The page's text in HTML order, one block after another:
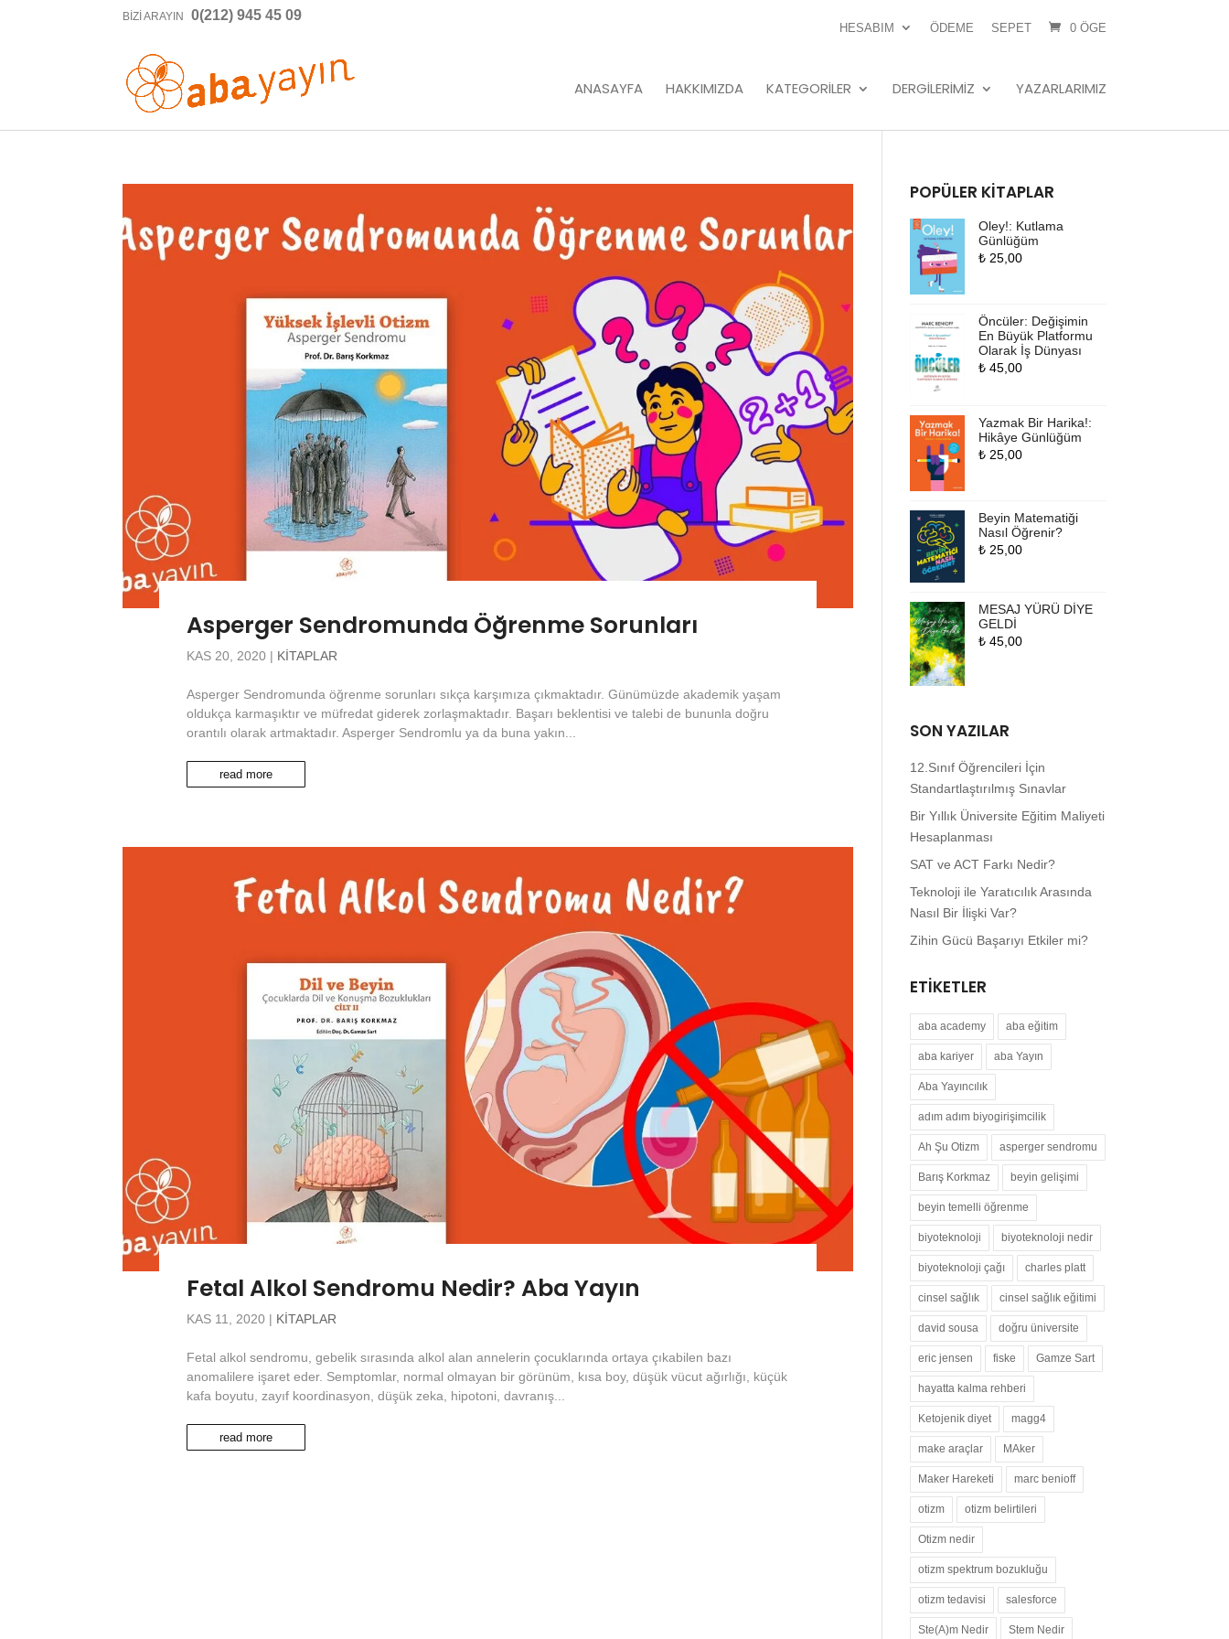
BIZI ARAYIN 0(212) 945 45 09
HESABIM ÖDEME SEPET 0 ÖGE
ANASAYFA HAKKIMIZDA KATEGORILER DERGILERIMIZ YAZARLARIMIZ
Asperger Sendromunda Öğrenme Sorunları
KAS 20, 2020 | KITAPLAR
Asperger Sendromunda öğrenme sorunları sıkça karşımıza çıkmaktadır. Günümüzde akademik yaşam
oldukça karmaşıktır ve müfredat giderek zorlaşmaktadır. Başarı beklentisi ve talebi de bununla doğru
orantılı olarak artmaktadır. Asperger Sendromlu ya da buna yakın...
read more
Fetal Alkol Sendromu Nedir? Aba Yayın
KAS 11, 2020 | KITAPLAR
Fetal alkol sendromu, gebelik sırasında alkol alan annelerin çocuklarında ortaya çıkabilen bazı
anomalilere işaret eder. Semptomlar, normal olmayan bir görünüm, kısa boy, düşük vücut ağırlığı, küçük
kafa boyutu, zayıf koordinasyon, düşük zeka, hipotoni, davranış...
read more
POPÜLER KITAPLAR
Oley!: Kutlama
Günlüğüm
₺25,00
Öncüler: Değişimin
En Büyük Platformu
Olarak İş Dünyası
₺45,00
Yazmak Bir Harika!:
Hikâye Günlüğüm
₺25,00
Beyin Matematiği
Nasıl Öğrenir?
₺25,00
MESAJ YÜRÜ DİYE
GELDİ
₺45,00
SON YAZILAR
12.Sınıf Öğrencileri İçin
Standartlaştırılmış Sınavlar
Bir Yıllık Üniversite Eğitim Maliyeti
Hesaplanması
SAT ve ACT Farkı Nedir?
Teknoloji ile Yaratıcılık Arasında
Nasıl Bir İlişki Var?
Zihin Gücü Başarıyı Etkiler mi?
ETIKETLER
aba academy aba eğitim
aba kariyer aba Yayın
Aba Yayıncılık
adım adım biyogirişimcilik
Ah Şu Otizm asperger sendromu
Barış Korkmaz beyin gelişimi
beyin temelli öğrenme
biyoteknoloji biyoteknoloji nedir
biyoteknoloji çağı charles platt
cinsel sağlık cinsel sağlık eğitimi
david sousa doğru üniversite
eric jensen fiske Gamze Sart
hayatta kalma rehberi
Ketojenik diyet magg4
make araçlar MAker
Maker Hareketi marc benioff
otizm otizm belirtileri
Otizm nedir
otizm spektrum bozukluğu
otizm tedavisi salesforce
Ste(A)m Nedir Stem Nedir